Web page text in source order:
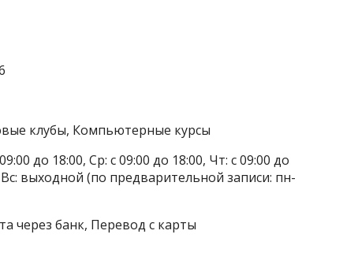
клубы, Компьютерные курсы
до 18:00, Ср: с 09:00 до 18:00, Чт: с 09:00 до
выходной (по предварительной записи: пн-
через банк, Перевод с карты